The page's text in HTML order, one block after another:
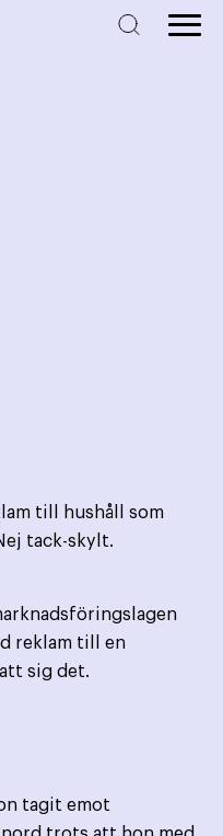
till hushåll som
tack-skylt.
reklam till en
sig det.
tagit emot